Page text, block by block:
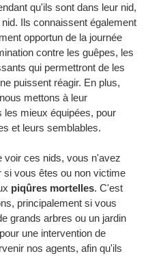
qu'ils sont dans leur nid,
Ils connaissent également
opportun de la journée
contre les guêpes, les
qui permettront de les
puissent réagir. En plus,
mettons à leur
les mieux équipées, pour
et leurs semblables.
voir ces nids, vous n'avez
vous êtes ou non victime
piqûres mortelles. C'est
principalement si vous
grands arbres ou un jardin
une intervention de
nos agents, afin qu'ils